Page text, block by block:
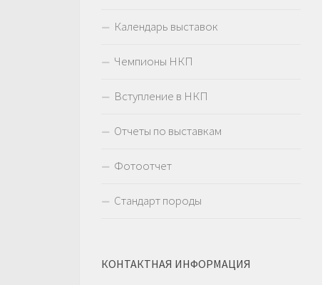
Календарь выставок
Чемпионы НКП
Вступление в НКП
Отчеты по выставкам
Фотоотчет
Стандарт породы
КОНТАКТНАЯ ИНФОРМАЦИЯ